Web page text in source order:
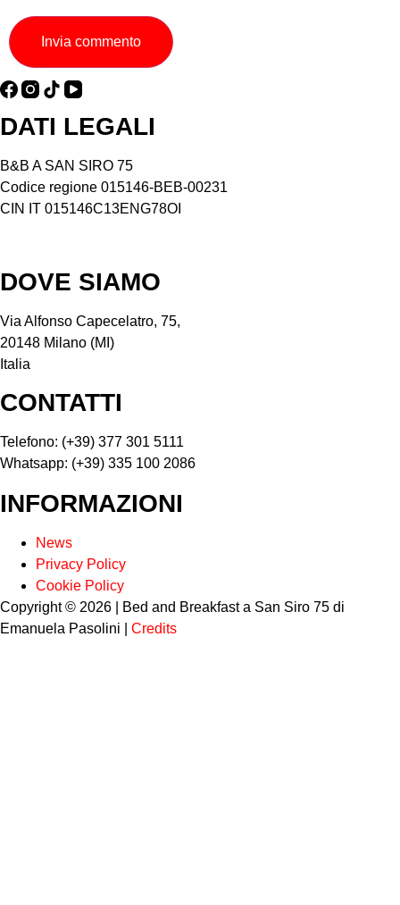
Invia commento
DATI LEGALI
B&B A SAN SIRO 75
Codice regione 015146-BEB-00231
CIN IT 015146C13ENG78OI
DOVE SIAMO
Via Alfonso Capecelatro, 75,
20148 Milano (MI)
Italia
CONTATTI
Telefono: (+39) 377 301 5111
Whatsapp: (+39) 335 100 2086
INFORMAZIONI
News
Privacy Policy
Cookie Policy
Copyright © 2026 | Bed and Breakfast a San Siro 75 di
Emanuela Pasolini | Credits